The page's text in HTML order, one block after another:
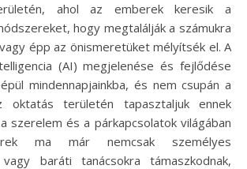
ahol az emberek keresik a
hogy megtalálják a számukra
épp az önismeretüket mélyítsék el. A
(AI) megjelenése és fejlődése
mindennapjainkba, és nem csupán a
oktatás területén tapasztaljuk ennek
szerelem és a párkapcsolatok világában
ma már nemcsak személyes
baráti tanácsokra támaszkodnak,